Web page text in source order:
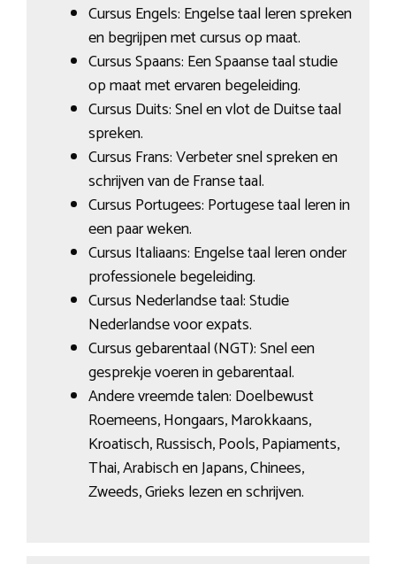
Cursus Engels: Engelse taal leren spreken
en begrijpen met cursus op maat.
Cursus Spaans: Een Spaanse taal studie
op maat met ervaren begeleiding.
Cursus Duits: Snel en vlot de Duitse taal
spreken.
Cursus Frans: Verbeter snel spreken en
schrijven van de Franse taal.
Cursus Portugees: Portugese taal leren in
een paar weken.
Cursus Italiaans: Engelse taal leren onder
professionele begeleiding.
Cursus Nederlandse taal: Studie
Nederlandse voor expats.
Cursus gebarentaal (NGT): Snel een
gesprekje voeren in gebarentaal.
Andere vreemde talen: Doelbewust
Roemeens, Hongaars, Marokkaans,
Kroatisch, Russisch, Pools, Papiaments,
Thai, Arabisch en Japans, Chinees,
Zweeds, Grieks lezen en schrijven.